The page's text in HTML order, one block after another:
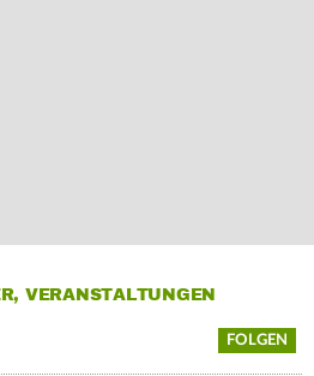
VERANSTALTUNGEN
FOLGEN